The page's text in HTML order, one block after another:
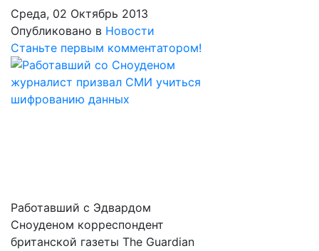
Среда, 02 Октябрь 2013
Опубликовано в Новости
Станьте первым комментатором!
Работавший с Эдвардом
Сноуденом корреспондент
британской газеты The Guardian